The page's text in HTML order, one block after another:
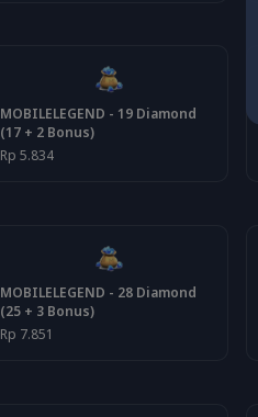
MOBILELEGEND - 19 Diamond
(17 + 2 Bonus)
Rp 5.834
MOBILELEGEND - 28 Diamond
(25 + 3 Bonus)
Rp 7.851